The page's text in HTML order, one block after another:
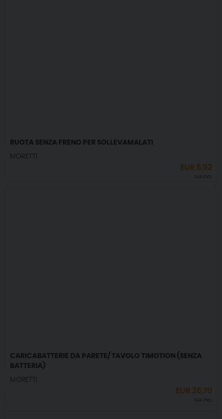
RUOTA SENZA FRENO PER SOLLEVAMALATI
MORETTI
EUR 5,92
IVA incl.
CARICABATTERIE DA PARETE/ TAVOLO TIMOTION (SENZA
BATTERIA)
MORETTI
EUR 36,70
IVA incl.